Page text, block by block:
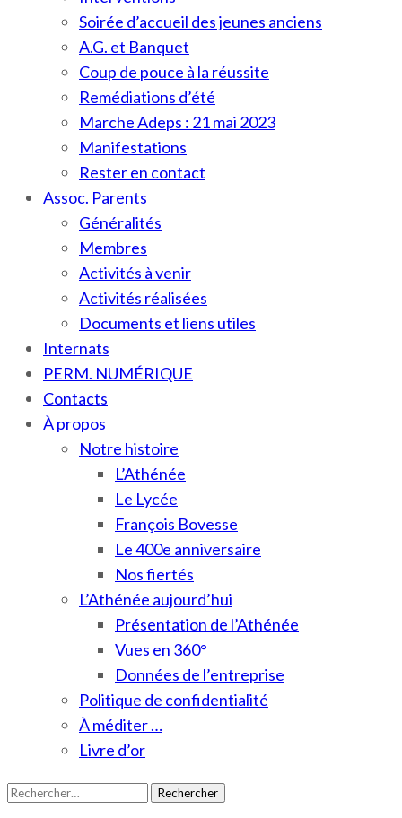
Soirée d’accueil des jeunes anciens
A.G. et Banquet
Coup de pouce à la réussite
Remédiations d’été
Marche Adeps : 21 mai 2023
Manifestations
Rester en contact
Assoc. Parents
Généralités
Membres
Activités à venir
Activités réalisées
Documents et liens utiles
Internats
PERM. NUMÉRIQUE
Contacts
À propos
Notre histoire
L’Athénée
Le Lycée
François Bovesse
Le 400e anniversaire
Nos fiertés
L’Athénée aujourd’hui
Présentation de l’Athénée
Vues en 360°
Données de l’entreprise
Politique de confidentialité
À méditer …
Livre d’or
Rechercher :